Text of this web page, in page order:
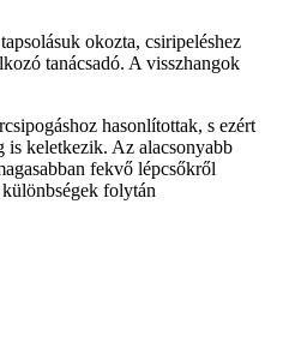
okozta, csiripeléshez
tanácsadó. A visszhangok
hasonlítottak, s ezért
is keletkezik. Az alacsonyabb
fekvő lépcsőkről
folytán